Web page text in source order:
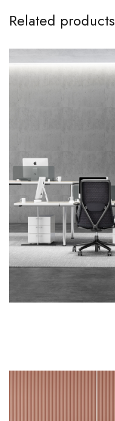
Related products